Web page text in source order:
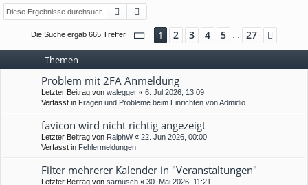
rif
Suche
Die Suche ergab 665 Treffer Seite 1 von 27
1 2 3 4 5 27
Themen
Problem mit 2FA Anmeldung
Letzter Beitrag von walegger « 6. Jul 2026, 13:09
Verfasst in Fragen und Probleme beim Einrichten von Admidio
favicon wird nicht richtig angezeigt
Letzter Beitrag von RalphW« 22. Jun 2026, 00:00
Verfasst in Fehlermeldungen
Filter mehrerer Kalender in "Veranstaltungen"
Letzter Beitrag von sarnusch « 30. Mai 2026, 11:21